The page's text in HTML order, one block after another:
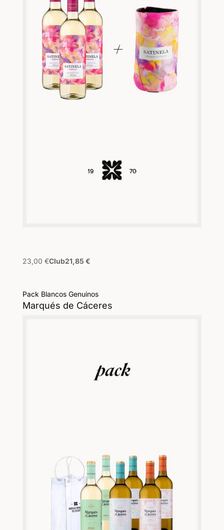
23,00 €Club21,85 €
Pack Blancos Genuinos
Marqués de Cáceres